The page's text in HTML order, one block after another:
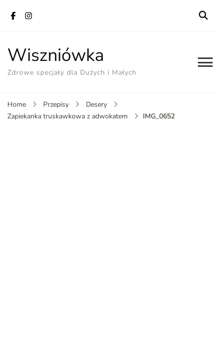
Wiszniówka
Zdrowe specjały dla Dużych i Małych
Home Przepisy
Desery
Zapiekanka truskawkowa z adwokatem
IMG_0652